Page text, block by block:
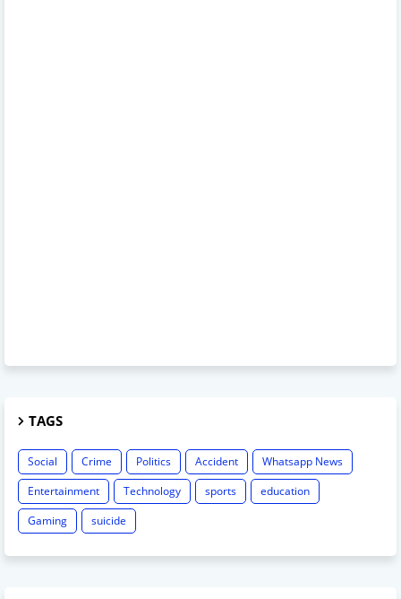
TAGS
Social Crime Politics Accident
Whatsapp News
Entertainment
Technology sports
education
Gaming
suicide